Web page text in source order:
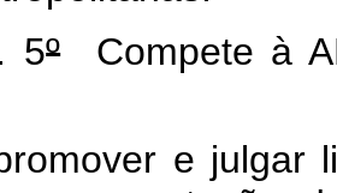
5ºCompete à
e julgar